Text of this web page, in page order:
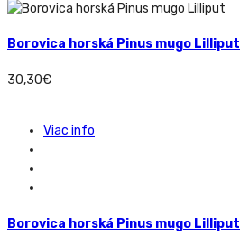
Borovica horská Pinus mugo Lilliput
30,30€
Viac info
Borovica horská Pinus mugo Lilliput